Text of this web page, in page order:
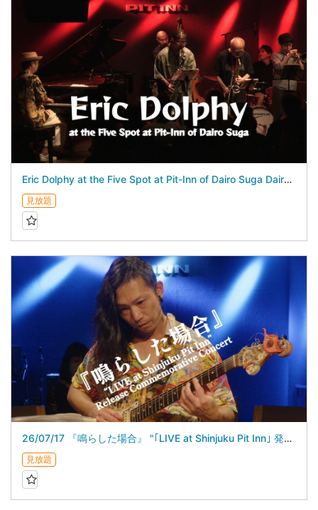
Eric Dolphy at the Five Spot at Pit-Inn of Dairo Suga Dairo Suga 5Days - July 24, 2026 -
見放題
26/07/17 『鳴らした場合』 "｢LIVE at Shinjuku Pit Inn｣ 発売記念ライブ”
見放題